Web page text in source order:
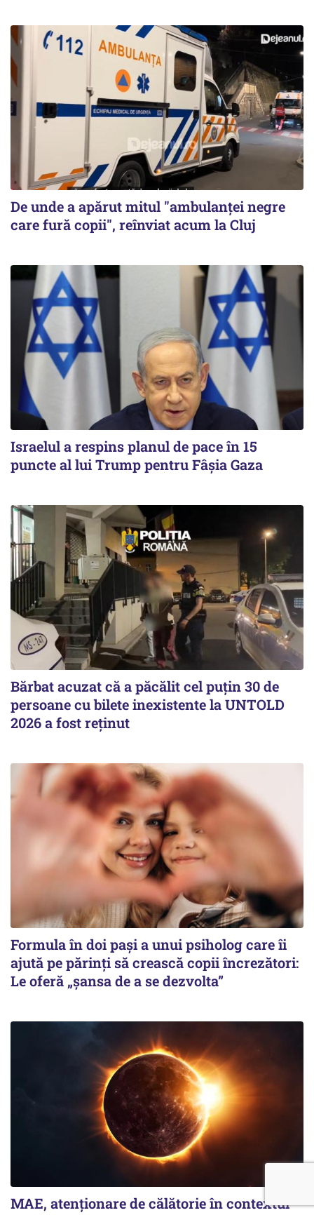
De unde a apărut mitul "ambulanței negre
care fură copii", reînviat acum la Cluj
Israelul a respins planul de pace în 15
puncte al lui Trump pentru Fâșia Gaza
Bărbat acuzat că a păcălit cel puțin 30 de
persoane cu bilete inexistente la UNTOLD
2026 a fost reținut
Formula în doi pași a unui psiholog care îi
ajută pe părinți să crească copii încrezători:
Le oferă „șansa de a se dezvolta”
MAE, atenționare de călătorie în contextul